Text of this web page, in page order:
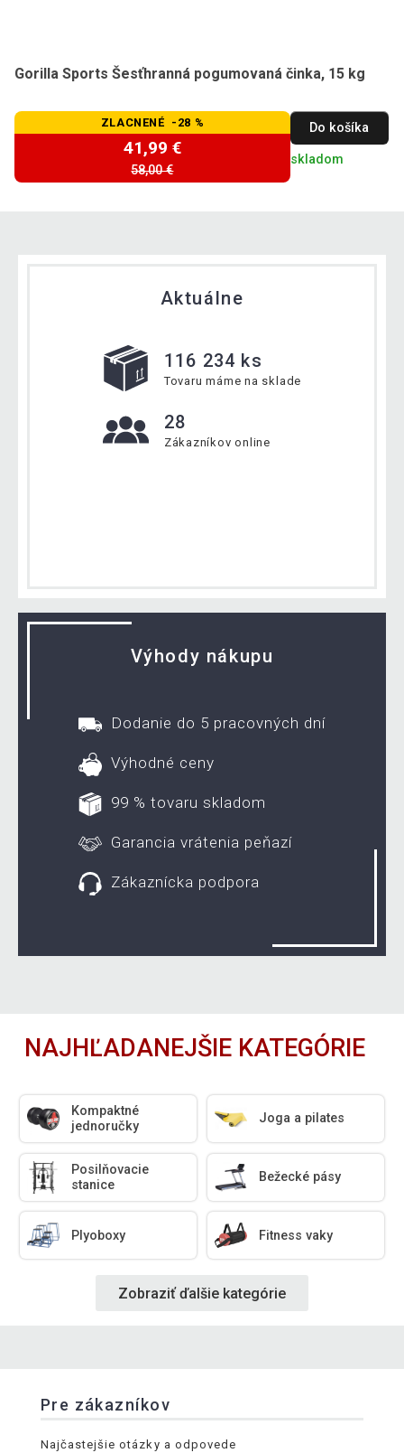
Gorilla Sports Šesťhranná pogumovaná činka, 15 kg
ZLACNENÉ -28 %
41,99 €
58,00 €
Do košíka
skladom
Aktuálne
116 234 ks
Tovaru máme na sklade
28
Zákazníkov online
Výhody nákupu
Dodanie do 5 pracovných dní
Výhodné ceny
99 % tovaru skladom
Garancia vrátenia peňazí
Zákaznícka podpora
NAJHĽADANEJŠIE KATEGÓRIE
Kompaktné
jednoručky
Joga a pilates
Posilňovacie
stanice
Bežecké pásy
Plyoboxy Fitness vaky
Zobraziť ďalšie kategórie
Pre zákazníkov
Najčastejšie otázky a odpovede